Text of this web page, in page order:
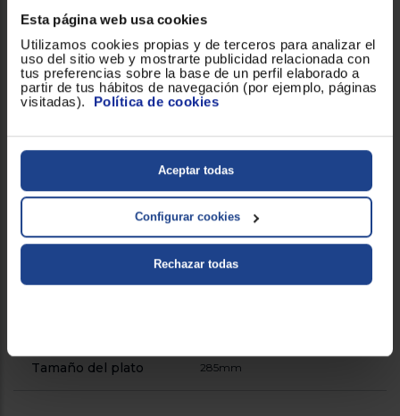
Esta página web usa cookies
Utilizamos cookies propias y de terceros para analizar el
uso del sitio web y mostrarte publicidad relacionada con
tus preferencias sobre la base de un perfil elaborado a
partir de tus hábitos de navegación (por ejemplo, páginas
visitadas). Política de cookies
Aceptar todas
Configurar cookies
Rechazar todas
Grill simultáneo
Luz LED
! Plato giratorio
Potencia del grill (W) 1000
Tamaño del plato 285mm